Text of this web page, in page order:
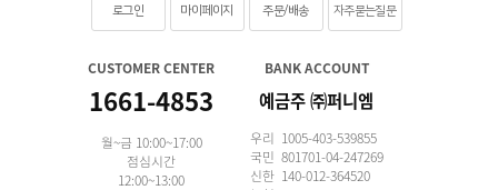
로그인 마이페이지 주문/배송 자주묻는질문
CUSTOMER CENTER
1661-4853
월~금 10:00~17:00
점심시간
12:00~13:00
BANK ACCOUNT
예금주 ㈜퍼니엠
우리 1005-403-539855
국민 801701-04-247269
신한 140-012-364520